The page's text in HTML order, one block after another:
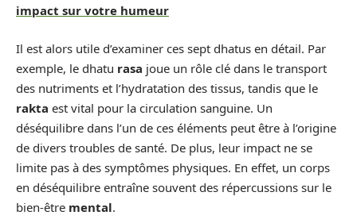
impact sur votre humeur
Il est alors utile d’examiner ces sept dhatus en détail. Par
exemple, le dhatu rasa joue un rôle clé dans le transport
des nutriments et l’hydratation des tissus, tandis que le
rakta est vital pour la circulation sanguine. Un
déséquilibre dans l’un de ces éléments peut être à l’origine
de divers troubles de santé. De plus, leur impact ne se
limite pas à des symptômes physiques. En effet, un corps
en déséquilibre entraîne souvent des répercussions sur le
bien-être mental.